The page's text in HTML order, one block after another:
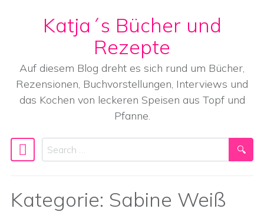
Skip to content
Katja´s Bücher und
Rezepte
Auf diesem Blog dreht es sich rund um Bücher,
Rezensionen, Buchvorstellungen, Interviews und
das Kochen von leckeren Speisen aus Topf und
Pfanne.
Main Navigation
Search
Kategorie: Sabine Weiß